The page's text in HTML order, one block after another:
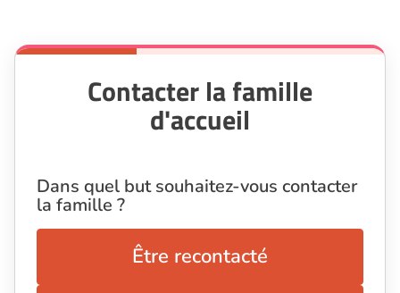
Contacter la famille
d'accueil
Dans quel but souhaitez-vous contacter
la famille ?
Être recontacté